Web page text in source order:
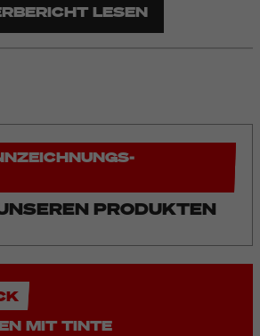
LESEN
PRODUKTEN
MIT TINTE